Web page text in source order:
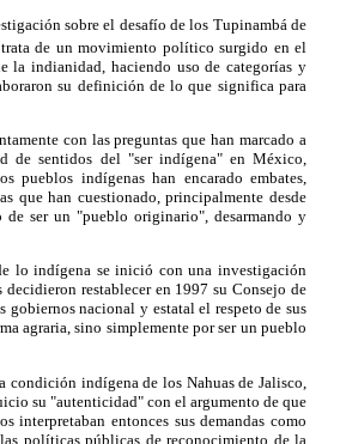
sobre el desafío de los Tupinambá de
de un movimiento político surgido en el
la indianidad, haciendo uso de categorías y
su definición de lo que significa para
con las preguntas que han marcado a
de sentidos del "ser indígena" en México,
pueblos indígenas han encarado embates,
que han cuestionado, principalmente desde
ser un "pueblo originario", desarmando y
lo indígena se inició con una investigación
restablecer en 1997 su Consejo de
nacional y estatal el respeto de sus
agraria, sino simplemente por ser un pueblo
indígena de los Nahuas de Jalisco,
su "autenticidad" con el argumento de que
interpretaban entonces sus demandas como
políticas públicas de reconocimiento de la